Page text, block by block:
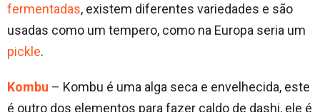
fermentadas, existem diferentes variedades e são
usadas como um tempero, como na Europa seria um
pickle.
Kombu – Kombu é uma alga seca e envelhecida, este
é outro dos elementos para fazer caldo de dashi, ele é